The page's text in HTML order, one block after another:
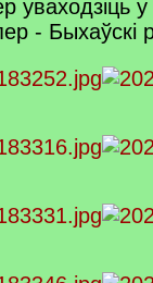
уваходзіць у
- Быхаўскі